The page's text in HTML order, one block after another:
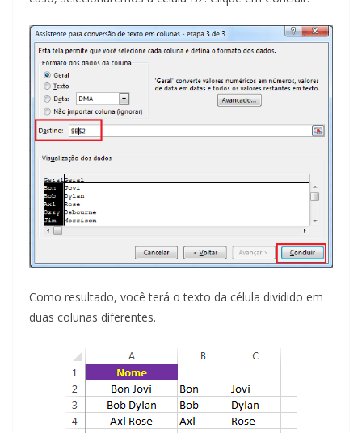
Como resultado, você terá o texto da célula dividido em
duas colunas diferentes.